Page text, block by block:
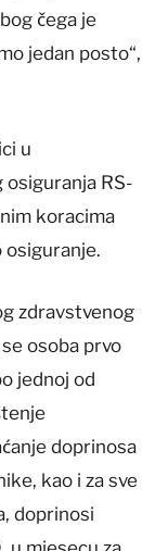
čega je
jedan posto“,
u
osiguranja RS-
koracima
osiguranje.
zdravstvenog
osoba prvo
jednoj od
doprinosa
kao i za sve
doprinosi